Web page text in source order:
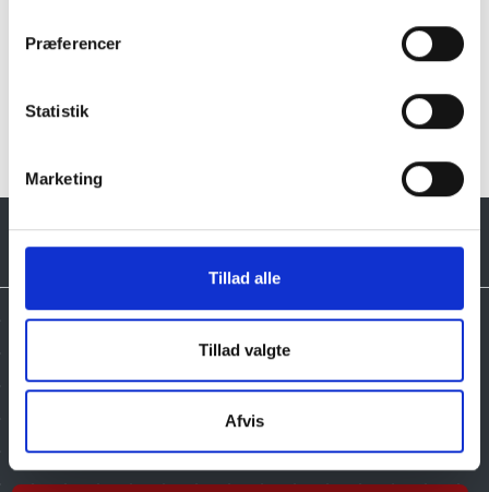
Præferencer
Statistik
Marketing
Tillad alle
Tillad valgte
Afvis
Tilmeld dig vores nyhedsbrev, og få gode tilbud
Email